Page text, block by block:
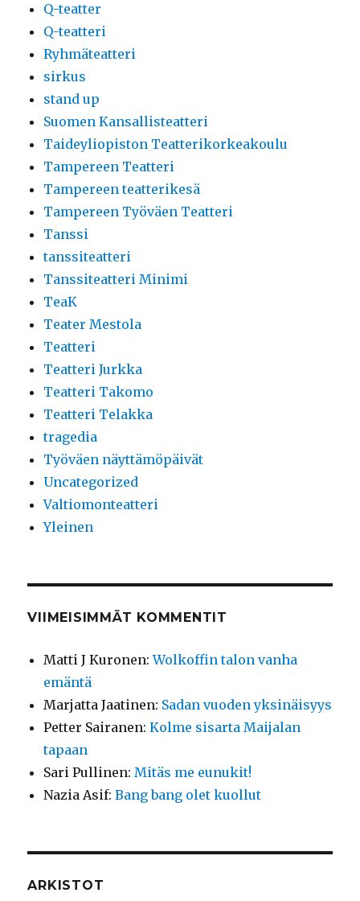
Q-teatter
Q-teatteri
Ryhmäteatteri
sirkus
stand up
Suomen Kansallisteatteri
Taideyliopiston Teatterikorkeakoulu
Tampereen Teatteri
Tampereen teatterikesä
Tampereen Työväen Teatteri
Tanssi
tanssiteatteri
Tanssiteatteri Minimi
TeaK
Teater Mestola
Teatteri
Teatteri Jurkka
Teatteri Takomo
Teatteri Telakka
tragedia
Työväen näyttämöpäivät
Uncategorized
Valtiomonteatteri
Yleinen
VIIMEISIMMÄT KOMMENTIT
Matti J Kuronen:Wolkoffin talon vanha
emäntä
Marjatta Jaatinen: Sadan vuoden yksinäisyys
Petter Sairanen:Kolme sisarta Maijalan
tapaan
Sari Pullinen:Mitäs me eunukit!
Nazia Asif:Bang bang olet kuollut
ARKISTOT